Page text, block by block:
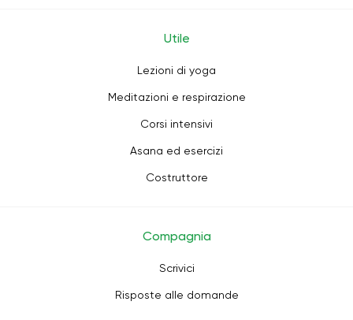
Utile
Lezioni di yoga
Meditazioni e respirazione
Corsi intensivi
Asana ed esercizi
Costruttore
Compagnia
Scrivici
Risposte alle domande